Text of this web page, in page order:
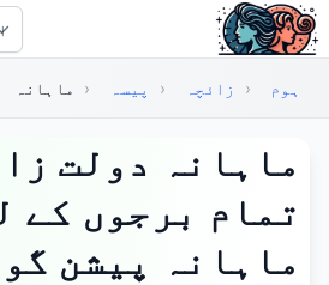
اہم مواد پر جائیں
ہوم ‹ زائچہ ‹ پیسہ ‹ ماہانہ
ماہانہ دولت
تمام برجوں کے
ماہانہ پیشن